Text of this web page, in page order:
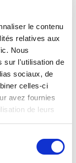
le contenu
relatives aux
Nous
sur l'utilisation de
sociaux, de
celles-ci
avez fournies
de leurs